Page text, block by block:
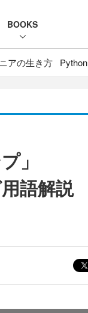
BOOKS
アの生き方 Python
」
語解説